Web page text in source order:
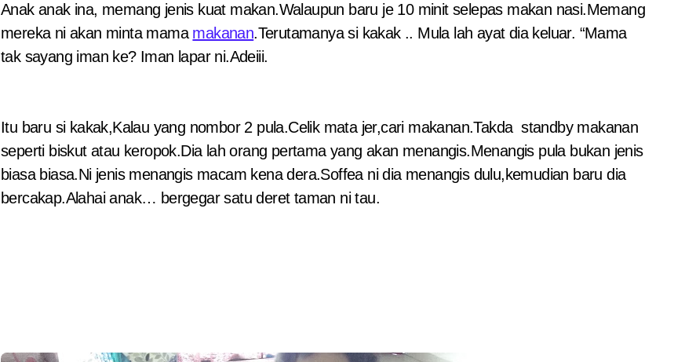
Anak anak ina, memang jenis kuat makan.Walaupun baru je 10 minit selepas makan nasi.Memang
mereka ni akan minta mama makanan.Terutamanya si kakak .. Mula lah ayat dia keluar. “Mama
tak sayang iman ke? Iman lapar ni.Adeiii.
Itu baru si kakak,Kalau yang nombor 2 pula.Celik mata jer,cari makanan.Takda standby makanan
seperti biskut atau keropok.Dia lah orang pertama yang akan menangis.Menangis pula bukan jenis
biasa biasa.Ni jenis menangis macam kena dera.Soffea ni dia menangis dulu,kemudian baru dia
bercakap.Alahai anak… bergegar satu deret taman ni tau.